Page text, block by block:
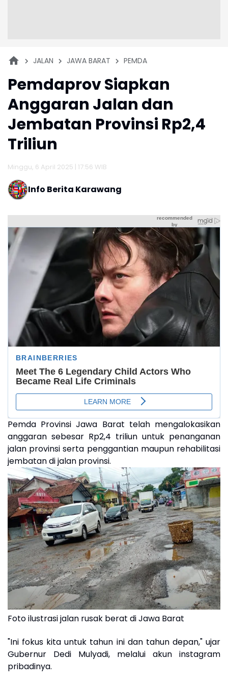
JALAN JAWA BARAT PEMDA
Pemdaprov Siapkan
Anggaran Jalan dan
Jembatan Provinsi Rp2,4
Triliun
Minggu, 6 April 2025 | 17:56 WIB
Info Berita Karawang
Pemda Provinsi Jawa Barat telah mengalokasikan
anggaran sebesar Rp2,4 triliun untuk penanganan
jalan provinsi serta penggantian maupun rehabilitasi
jembatan di jalan provinsi.
Foto ilustrasi jalan rusak berat di Jawa Barat
"Ini fokus kita untuk tahun ini dan tahun depan," ujar
Gubernur Dedi Mulyadi, melalui akun instagram
pribadinya.